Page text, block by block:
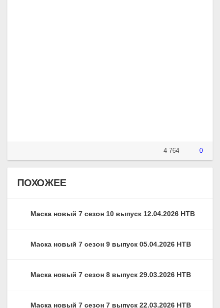
4 764 0
ПОХОЖЕЕ
Маска новый 7 сезон 10 выпуск 12.04.2026 НТВ
Маска новый 7 сезон 9 выпуск 05.04.2026 НТВ
Маска новый 7 сезон 8 выпуск 29.03.2026 НТВ
Маска новый 7 сезон 7 выпуск 22.03.2026 НТВ